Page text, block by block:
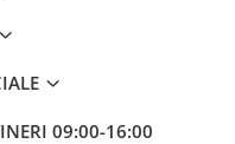
09:00-16:00